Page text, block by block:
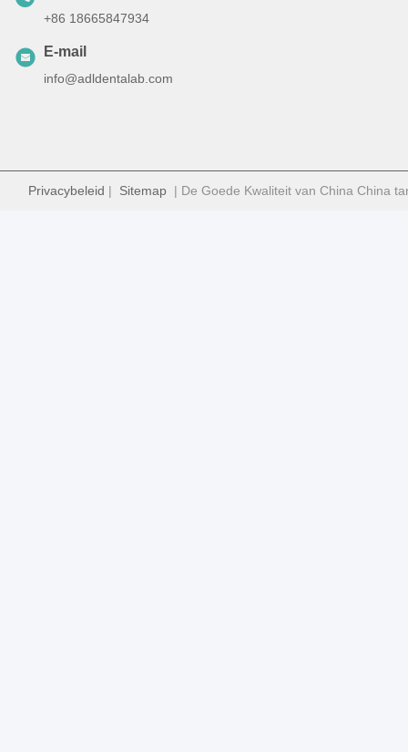
+86 18665847934
E-mail
info@adldentalab.com
Privacybeleid | Sitemap | De Goede Kwaliteit van China China